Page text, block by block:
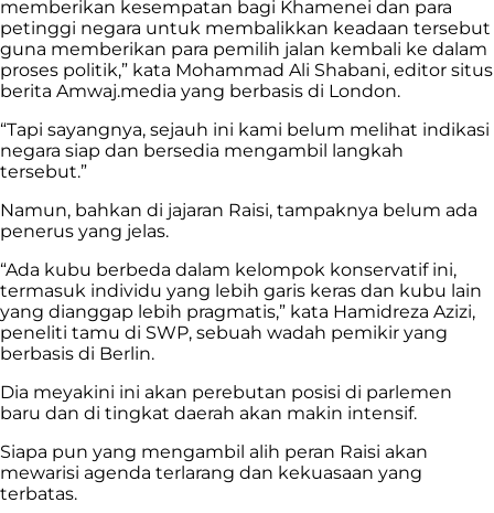
memberikan kesempatan bagi Khamenei dan para
petinggi negara untuk membalikkan keadaan tersebut
guna memberikan para pemilih jalan kembali ke dalam
proses politik,” kata Mohammad Ali Shabani, editor situs
berita Amwaj.media yang berbasis di London.
“Tapi sayangnya, sejauh ini kami belum melihat indikasi
negara siap dan bersedia mengambil langkah
tersebut.”
Namun, bahkan di jajaran Raisi, tampaknya belum ada
penerus yang jelas.
“Ada kubu berbeda dalam kelompok konservatif ini,
termasuk individu yang lebih garis keras dan kubu lain
yang dianggap lebih pragmatis,” kata Hamidreza Azizi,
peneliti tamu di SWP, sebuah wadah pemikir yang
berbasis di Berlin.
Dia meyakini ini akan perebutan posisi di parlemen
baru dan di tingkat daerah akan makin intensif.
Siapa pun yang mengambil alih peran Raisi akan
mewarisi agenda terlarang dan kekuasaan yang
terbatas.